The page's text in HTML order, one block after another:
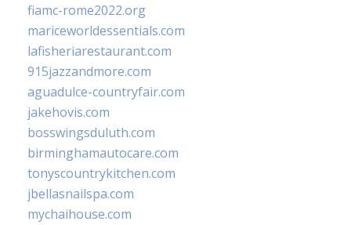
fiamc-rome2022.org
mariceworldessentials.com
lafisheriarestaurant.com
915jazzandmore.com
aguadulce-countryfair.com
jakehovis.com
bosswingsduluth.com
birminghamautocare.com
tonyscountrykitchen.com
jbellasnailspa.com
mychaihouse.com